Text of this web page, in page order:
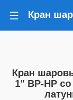
Кран
1" ВР-НР со